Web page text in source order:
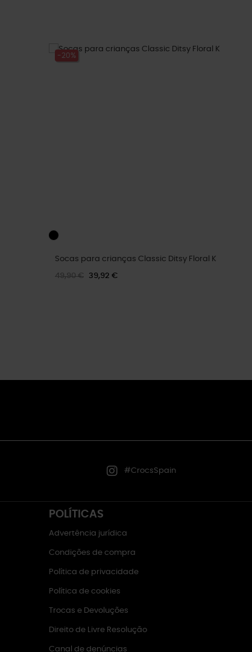
-20%
Socas para crianças Classic Ditsy Floral K
49,90 € 39,92 €
#CrocsSpain
POLÍTICAS
Advertência jurídica
Condições de compra
Política de privacidade
Política de cookies
Trocas e Devoluções
Direito de Livre Resolução
Canal de denúncias